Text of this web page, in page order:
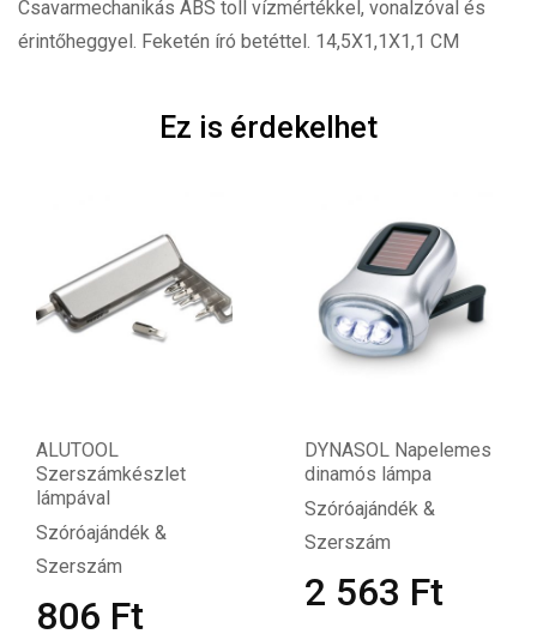
Csavarmechanikás ABS toll vízmértékkel, vonalzóval és
érintőheggyel. Feketén író betéttel. 14,5X1,1X1,1 CM
Ez is érdekelhet
ALUTOOL
Szerszámkészlet
lámpával
Szóróajándék &
Szerszám
806 Ft
DYNASOL Napelemes
dinamós lámpa
Szóróajándék &
Szerszám
2 563 Ft